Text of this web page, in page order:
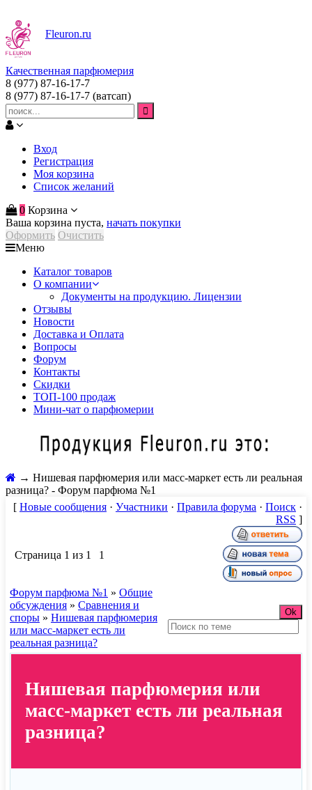
Fleuron.ru
Качественная парфюмерия
8 (977) 87-16-17-7
8 (977) 87-16-17-7 (ватсап)
Вход
Регистрация
Моя корзина
Список желаний
0 Корзина
Ваша корзина пуста, начать покупки
Оформить Очистить
Меню
Каталог товаров
О компании
Документы на продукцию. Лицензии
Отзывы
Новости
Доставка и Оплата
Вопросы
Форум
Контакты
Скидки
ТОП-100 продаж
Мини-чат о парфюмерии
→ Нишевая парфюмерия или масс-маркет есть ли реальная
разница? - Форум парфюма №1
[ Новые сообщения · Участники · Правила форума · Поиск ·
RSS ]
Страница 1 из 1 1
Форум парфюма №1 » Общие
обсуждения » Сравнения и
споры » Нишевая парфюмерия
или масс-маркет есть ли
реальная разница?
Нишевая парфюмерия или
масс-маркет есть ли реальная
разница?